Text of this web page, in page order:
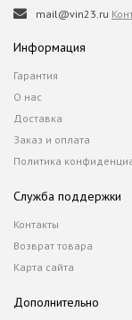
mail@vin23.ru
Информация
Гарантия
О нас
Доставка
Заказ и оплата
Политика
Служба поддержки
Контакты
Возврат товара
Карта сайта
Дополнительно